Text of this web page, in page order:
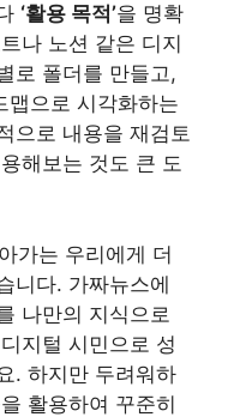
‘활용 목적’을 명확
나 노션 같은 디지
로 폴더를 만들고,
맵으로 시각화하는
으로 내용을 재검토
해보는 것도 큰 도
가는 우리에게 더
니다. 가짜뉴스에
나만의 지식으로
지털 시민으로 성
. 하지만 두려워하
활용하여 꾸준히